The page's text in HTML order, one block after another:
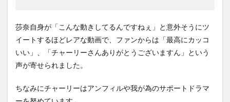
莎奈自身が「こんな動きしてるんですねぇ」と意外そうにツ
イートするほどレアな動画で、ファンからは「最高にカッコ
いい」、「チャーリーさんありがとうございますん」という
声が寄せられました。
ちなみにチャーリーはアンフィルや我が為のサポートドラマ